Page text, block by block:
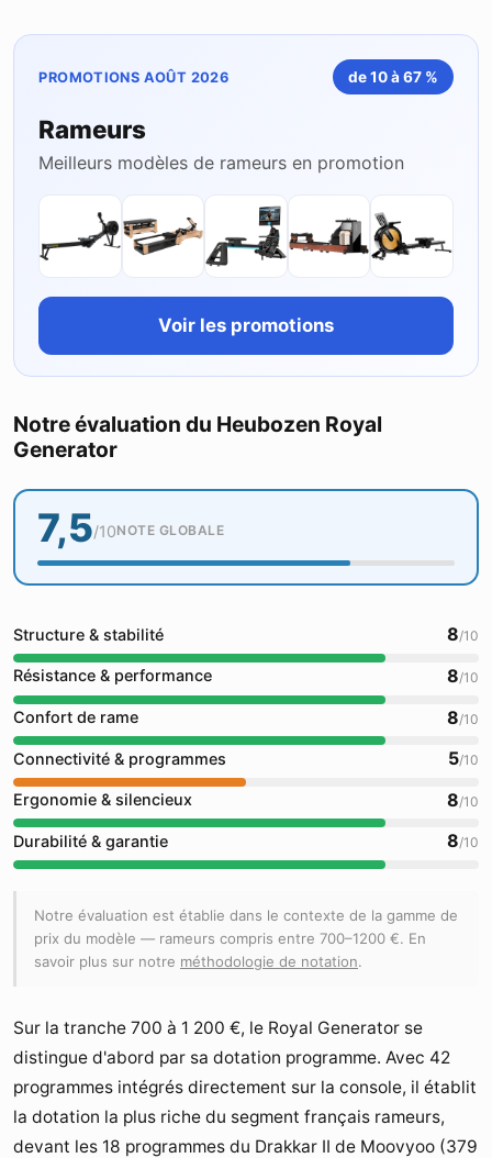
PROMOTIONS AOÛT 2026 de 10 à 67 %
Rameurs
Meilleurs modèles de rameurs en promotion
Voir les promotions
Notre évaluation du Heubozen Royal
Generator
7,5/10NOTE GLOBALE
Structure & stabilité 8/10
Résistance & performance 8/10
Confort de rame 8/10
Connectivité & programmes 5/10
Ergonomie & silencieux 8/10
Durabilité & garantie 8/10
Notre évaluation est établie dans le contexte de la gamme de
prix du modèle — rameurs compris entre 700–1200 €. En
savoir plus sur notre méthodologie de notation.
Sur la tranche 700 à 1 200 €, le Royal Generator se
distingue d'abord par sa dotation programme. Avec 42
programmes intégrés directement sur la console, il établit
la dotation la plus riche du segment français rameurs,
devant les 18 programmes du Drakkar II de Moovyoo (379